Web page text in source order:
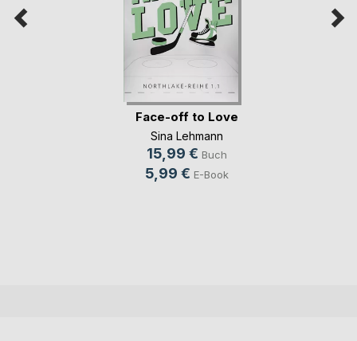
Face-off to Love
Sina Lehmann
15,99 € Buch
5,99 € E-Book